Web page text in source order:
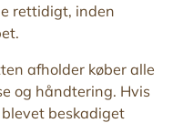
rettidigt, inden
afholder køber alle
og håndtering. Hvis
beskadiget